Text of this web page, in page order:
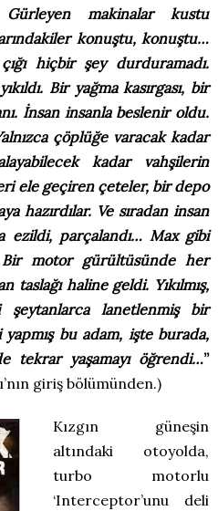
makinalar kustu
konuştu, konuştu…
hiçbir şey durduramadı.
Bir yağma kasırgası, bir
İnsan insanla beslenir oldu.
çöplüğe varacak kadar
kadar vahşilerin
ele geçiren çeteler, bir depo
hazırdılar. Ve sıradan insan
ezildi, parçalandı… Max gibi
Bir motor gürültüsünde her
haline geldi. Yıkılmış,
şeytanlarca lanetlenmiş bir
bu adam, işte burada,
tekrar yaşamayı öğrendi…”
giriş bölümünden.)
Kızgın güneşin
altındaki otoyolda,
turbo motorlu
‘Interceptor’unu deli